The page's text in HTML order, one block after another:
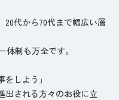
代から70代まで幅広い層
制も万全です。
しよう」
出される方々のお役に立